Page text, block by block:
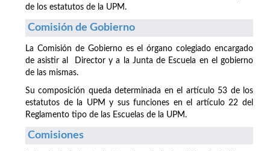
de los estatutos de la UPM.
Comisión de Gobierno
La Comisión de Gobierno es el órgano colegiado encargado
de asistir al Director y a la Junta de Escuela en el gobierno
de las mismas.
Su composición queda determinada en el artículo 53 de los
estatutos de la UPM y sus funciones en el artículo 22 del
Reglamento tipo de las Escuelas de la UPM.
Comisiones